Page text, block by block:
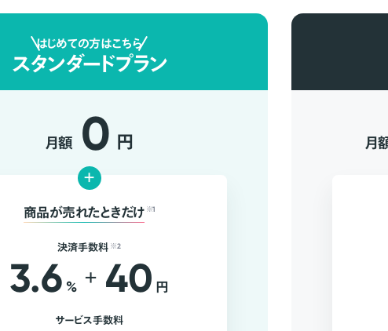
はじめての方はこちら
スタンダードプラン
月額 0 円
+
商品が売れたときだけ ※1
決済手数料 ※2
3.6 % + 40 円
サービス手数料
月